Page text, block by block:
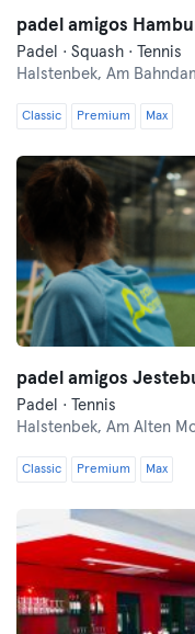
padel amigos
Padel · Squash · Tennis
Halstenbek, Am
Classic Premium Max
padel amigos
Padel · Tennis
Halstenbek, Am Alten
Classic Premium Max